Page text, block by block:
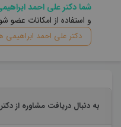
شما دکتر علی احمد
و استفاده از امکانات عضو
دکتر علی احمد ابراهیمی
به دنبال دریافت مشاوره از